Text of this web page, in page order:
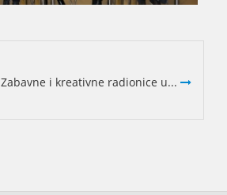
Zabavne i kreativne radionice u...